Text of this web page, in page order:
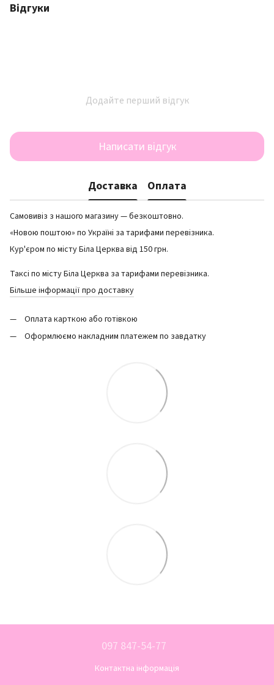
Відгуки
Додайте перший відгук
Написати відгук
Доставка Оплата
Самовивіз з нашого магазину — безкоштовно.
«Новою поштою» по Україні за тарифами перевізника.
Кур'єром по місту Біла Церква від 150 грн.
Таксі по місту Біла Церква за тарифами перевізника.
Більше інформації про доставку
Оплата карткою або готівкою
Оформлюємо накладним платежем по завдатку
097 847-54-77
Контактна інформація